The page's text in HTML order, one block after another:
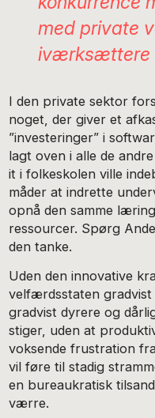
med private
iværksættere
I den private sektor
noget, der giver et
”investeringer” i
lagt oven i alle de
it i folkeskolen ville
måder at indrette
opnå den samme
ressourcer. Spørg
den tanke.
Uden den innovative
velfærdsstaten gradvist
gradvist dyrere og
stiger, uden at
voksende frustration
vil føre til stadig
en bureaukratisk
værre.